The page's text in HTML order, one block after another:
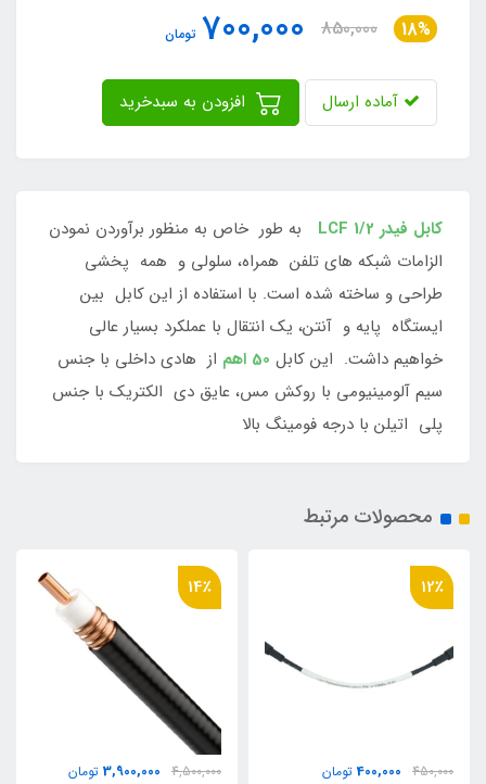
18%
850,000
700,000 تومان
آماده ارسال
کابل فیدر LCF 1/2
به طور خاص به منظور برآوردن نمودن
الزامات شبکه های تلفن همراه، سلولی و همه پخشی
طراحی و ساخته شده است. با استفاده از این کابل بین
ایستگاه پایه و آنتن، یک انتقال با عملکرد بسیار عالی
خواهیم داشت. این کابل 50 اهم
از هادی داخلی با جنس
سیم آلومینیومی با روکش مس، عایق دی الکتریک با جنس
پلی اتیلن با درجه فومینگ بالا
محصولات مرتبط
4,500,000
تومان
1,200,000
950,000